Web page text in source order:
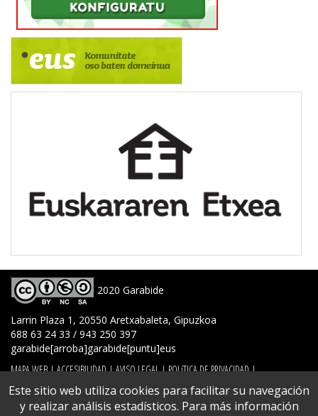
2020 Garabide
Larrin Plaza 1, 20550 Aretxabaleta, Gipuzkoa
688 63 24 33 / 943 250 397
garabide[arroba]garabide[puntu]eus
MAPA WEB | ACCESIBILIDAD | AVISO LEGAL | POLíTICA DE PRIVACIDAD |
POLíTICA DE COOKIES
CONTACTO
Este sitio web utiliza cookies para facilitar su navegación
y realizar análisis estadísticos. Para más información